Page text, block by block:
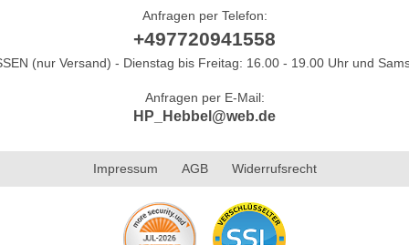
Anfragen per Telefon:
+497720941558
(nur Versand) - Dienstag bis Freitag: 16.00 - 19.00 Uhr und
Anfragen per E-Mail:
HP_Hebbel@web.de
Impressum AGB Widerrufsrecht